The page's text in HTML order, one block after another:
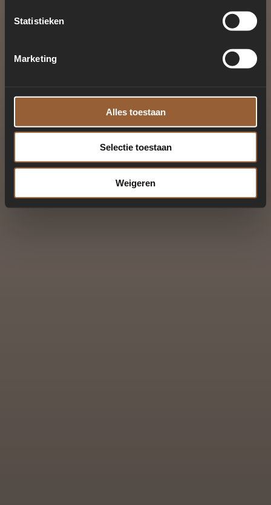
Statistieken
Marketing
Alles toestaan
Selectie toestaan
Weigeren